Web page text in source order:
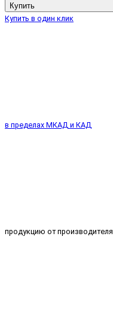
Купить
Купить в один клик
в пределах МКАД и КАД
продукцию от производителя